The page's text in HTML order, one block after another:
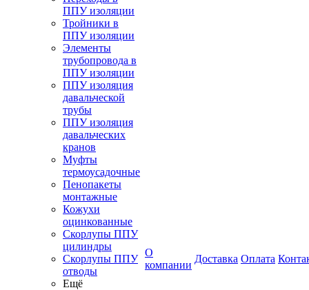
ППУ изоляции
Тройники в
ППУ изоляции
Элементы
трубопровода в
ППУ изоляции
ППУ изоляция
давальческой
трубы
ППУ изоляция
давальческих
кранов
Муфты
термоусадочные
Пенопакеты
монтажные
Кожухи
оцинкованные
Скорлупы ППУ
цилиндры
Скорлупы ППУ
отводы
Ещё
О
компании
Доставка Оплата